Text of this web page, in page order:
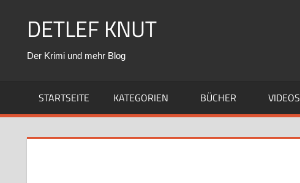
DETLEF KNUT
Der Krimi und mehr Blog
STARTSEITE KATEGORIEN BÜCHER VIDEOS